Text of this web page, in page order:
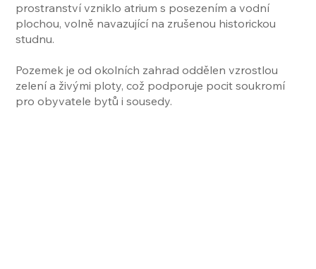
prostranství vzniklo atrium s posezením a vodní
plochou, volně navazující na zrušenou historickou
studnu.
Pozemek je od okolních zahrad oddělen vzrostlou
zelení a živými ploty, což podporuje pocit soukromí
pro obyvatele bytů i sousedy.